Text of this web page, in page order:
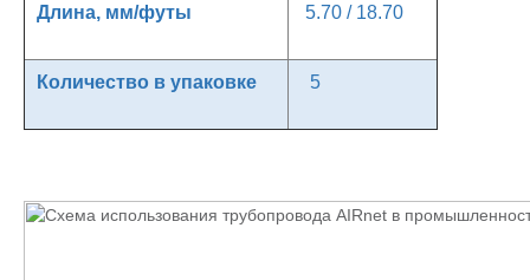
Длина, мм/футы 5.70 / 18.70
Количество в упаковке 5